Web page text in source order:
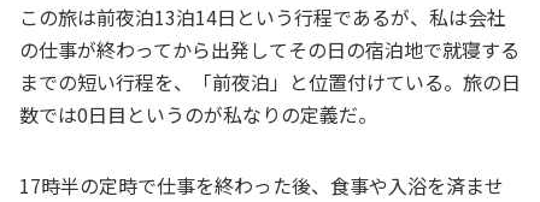
この旅は前夜泊13泊14日という行程であるが、私は会社
の仕事が終わってから出発してその日の宿泊地で就寝する
までの短い行程を、「前夜泊」と位置付けている。旅の日
数では0日目というのが私なりの定義だ。
17時半の定時で仕事を終わった後、食事や入浴を済ませ